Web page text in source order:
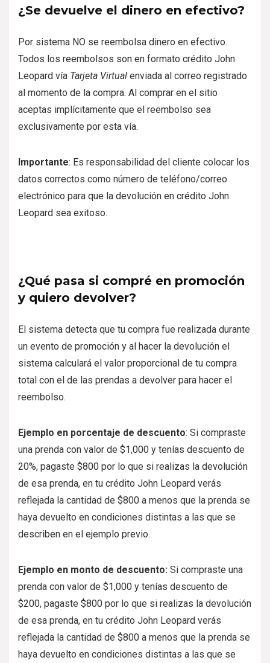
¿Se devuelve el dinero en efectivo?
Por sistema NO se reembolsa dinero en efectivo.
Todos los reembolsos son en formato crédito John
Leopard vía Tarjeta Virtual enviada al correo registrado
al momento de la compra. Al comprar en el sitio
aceptas implícitamente que el reembolso sea
exclusivamente por esta vía.
Importante: Es responsabilidad del cliente colocar los
datos correctos como número de teléfono/correo
electrónico para que la devolución en crédito John
Leopard sea exitoso.
¿Qué pasa si compré en promoción
y quiero devolver?
El sistema detecta que tu compra fue realizada durante
un evento de promoción y al hacer la devolución el
sistema calculará el valor proporcional de tu compra
total con el de las prendas a devolver para hacer el
reembolso.
Ejemplo en porcentaje de descuento: Si compraste
una prenda con valor de $1,000 y tenías descuento de
20%, pagaste $800 por lo que si realizas la devolución
de esa prenda, en tu crédito John Leopard verás
reflejada la cantidad de $800 a menos que la prenda se
haya devuelto en condiciones distintas a las que se
describen en el ejemplo previo.
Ejemplo en monto de descuento: Si compraste una
prenda con valor de $1,000 y tenías descuento de
$200, pagaste $800 por lo que si realizas la devolución
de esa prenda, en tu crédito John Leopard verás
reflejada la cantidad de $800 a menos que la prenda se
haya devuelto en condiciones distintas a las que se